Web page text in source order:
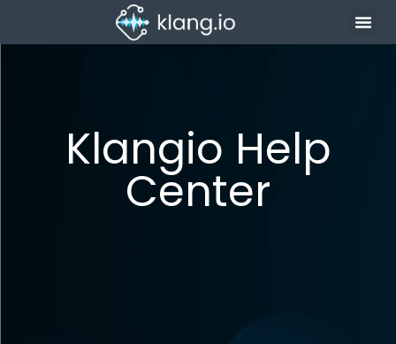
Klangio Help
Center